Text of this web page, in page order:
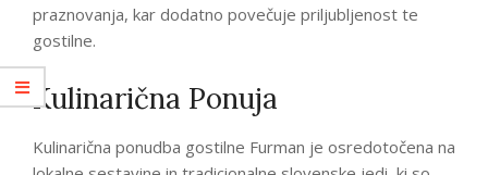
praznovanja, kar dodatno povečuje priljubljenost te
gostilne.
Kulinarična Ponuja
Kulinarična ponudba gostilne Furman je osredotočena na